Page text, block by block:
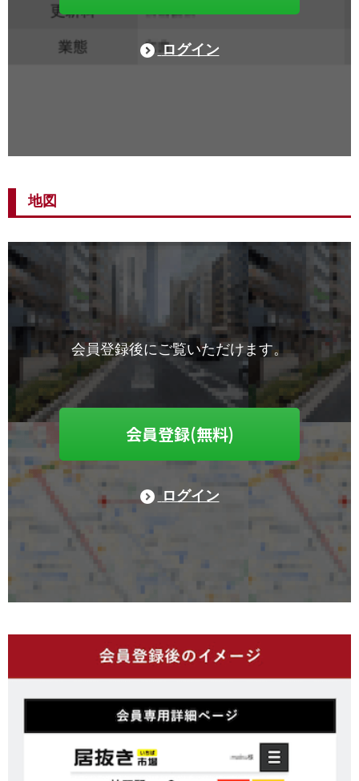
ログイン
地図
会員登録後にご覧いただけます。
会員登録(無料)
ログイン